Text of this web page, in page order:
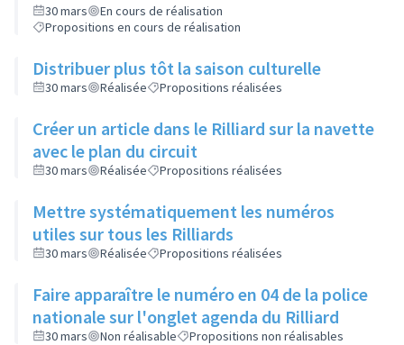
30 mars
En cours de réalisation
Propositions en cours de réalisation
Distribuer plus tôt la saison culturelle
30 mars Réalisée Propositions réalisées
Créer un article dans le Rilliard sur la navette
avec le plan du circuit
30 mars Réalisée Propositions réalisées
Mettre systématiquement les numéros
utiles sur tous les Rilliards
30 mars Réalisée Propositions réalisées
Faire apparaître le numéro en 04 de la police
nationale sur l'onglet agenda du Rilliard
30 mars Non réalisable Propositions non réalisables